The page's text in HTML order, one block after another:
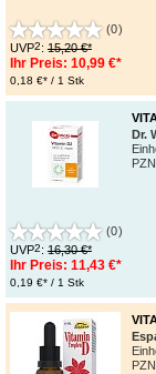
(0)
UVP2: 15,20 €*
Ihr Preis: 10,99 €*
0,18 €* / 1 Stk
Dr.
PZN
(0)
UVP2: 16,30 €*
Ihr Preis: 11,43 €*
0,19 €* / 1 Stk
PZN